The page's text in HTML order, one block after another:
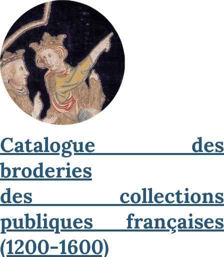
Catalogue des
broderies
des collections
publiques françaises
(1200-1600)